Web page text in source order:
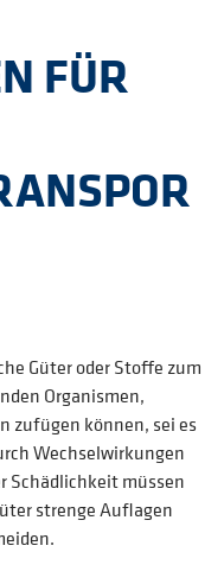
FÜR
Güter oder Stoffe zum
Organismen,
zufügen können, sei es
Wechselwirkungen
Schädlichkeit müssen
strenge Auflagen